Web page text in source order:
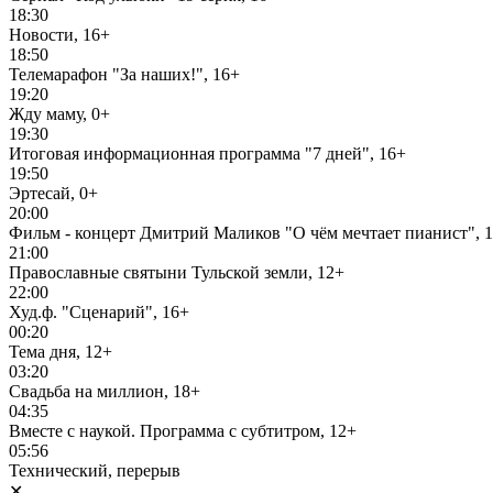
18:30
Новости, 16+
18:50
Телемарафон "За наших!", 16+
19:20
Жду маму, 0+
19:30
Итоговая информационная программа "7 дней", 16+
19:50
Эртесай, 0+
20:00
Фильм - концерт Дмитрий Маликов "О чём мечтает пианист",
21:00
Православные святыни Тульской земли, 12+
22:00
Худ.ф. "Сценарий", 16+
00:20
Тема дня, 12+
03:20
Свадьба на миллион, 18+
04:35
Вместе с наукой. Программа с субтитром, 12+
05:56
Технический, перерыв